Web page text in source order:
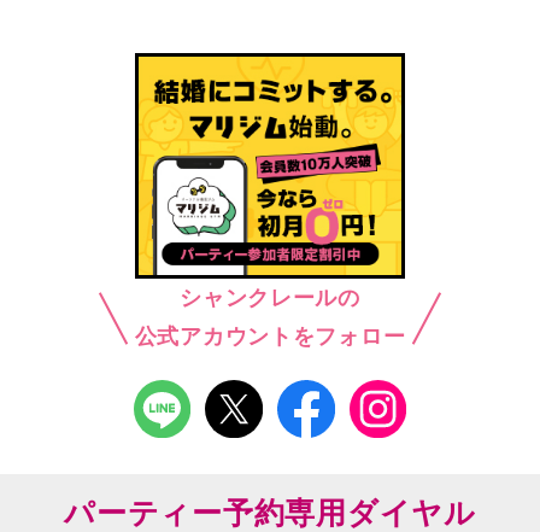
シャンクレールの
公式アカウントをフォロー
パーティー予約専用ダイヤル